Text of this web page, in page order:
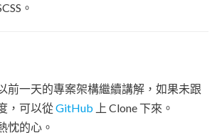
。
前一天的專案架構繼續講解，如果未跟
，可以從GitHub 上 Clone 下來。
忱的心。